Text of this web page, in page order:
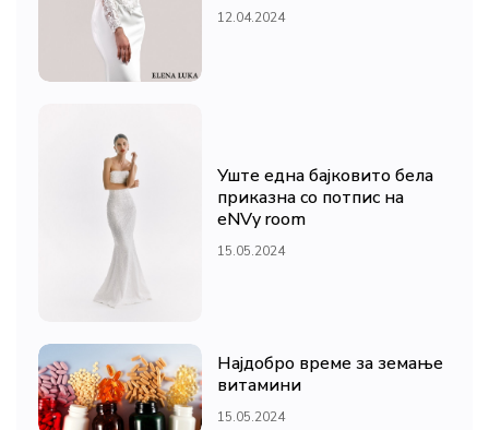
12.04.2024
Уште една бајковито бела
приказна со потпис на
eNVy room
15.05.2024
Најдобро време за земање
витамини
15.05.2024